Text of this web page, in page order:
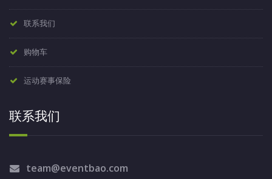
联系我们
购物车
运动赛事保险
联系我们
team@eventbao.com